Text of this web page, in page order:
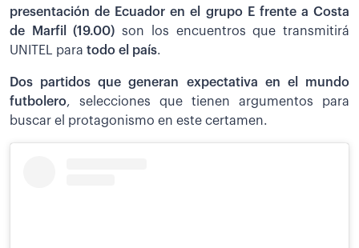
presentación de Ecuador en el grupo E frente a Costa
de Marfil (19.00) son los encuentros que transmitirá
UNITEL para todo el país.
Dos partidos que generan expectativa en el mundo
futbolero, selecciones que tienen argumentos para
buscar el protagonismo en este certamen.